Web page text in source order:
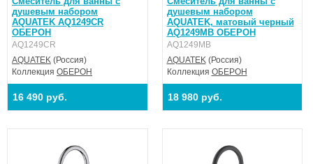
душевым набором
AQUATEK AQ1249CR
ОБЕРОН
AQ1249CR
AQUATEK (Россия)
Коллекция ОБЕРОН
16 490 руб.
душевым набором
AQUATEK, матовый черный
AQ1249MB ОБЕРОН
AQ1249MB
AQUATEK(Россия)
Коллекция ОБЕРОН
18 980 руб.